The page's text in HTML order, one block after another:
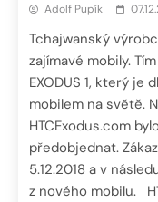
Adolf Pupík
Tchajwanský
zajímavé mobily.
EXODUS 1, který
mobilem na světě.
HTCExodus.com
předobjednat.
5.12.2018 a v
z nového mobilu.